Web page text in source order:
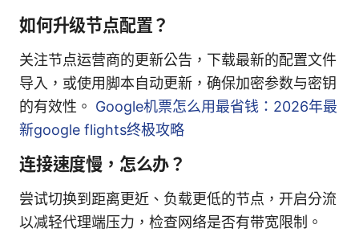
如何升级节点配置？
关注节点运营商的更新公告，下载最新的配置文件
导入，或使用脚本自动更新，确保加密参数与密钥
的有效性。 Google机票怎么用最省钱：2026年最
新google flights终极攻略
连接速度慢，怎么办？
尝试切换到距离更近、负载更低的节点，开启分流
以减轻代理端压力，检查网络是否有带宽限制。